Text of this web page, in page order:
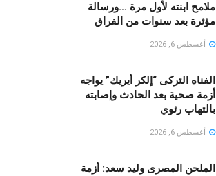
ملامح ابنته لأول مرة …ورسالة
مؤثرة بعد سنوات من الفراق
أغسطس 6, 2026
الفناه التركى “إلكر أيريك” يواجه
أزمة صحية بعد الحادث وإصابته
بالتهاب رئوي
أغسطس 6, 2026
الملحن المصرى وليد سعد: أزمة